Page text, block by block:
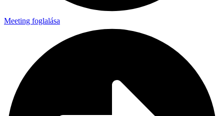
Meeting foglalása